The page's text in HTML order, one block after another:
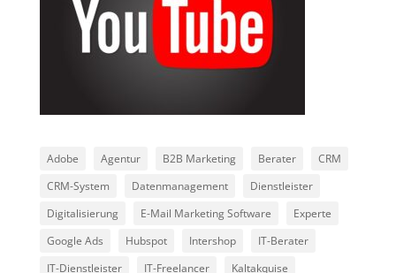
Adobe Agentur B2B Marketing Berater
CRM
CRM-System
Datenmanagement
Dienstleister
Digitalisierung
E-Mail Marketing Software
Experte
Google Ads
Hubspot Intershop
IT-Berater
IT-Dienstleister
IT-Freelancer
Kaltakquise